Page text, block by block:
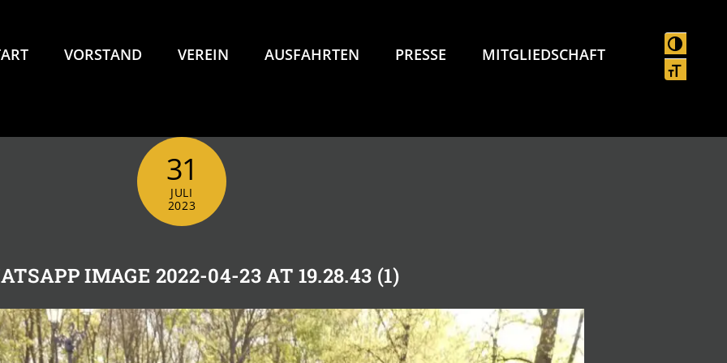
SCHRIFT
VORSTAND VEREIN AUSFAHRTEN PRESSE MITGLIEDSCHAFT
31
JULI
2023
IMAGE 2022-04-23 AT 19.28.43 (1)